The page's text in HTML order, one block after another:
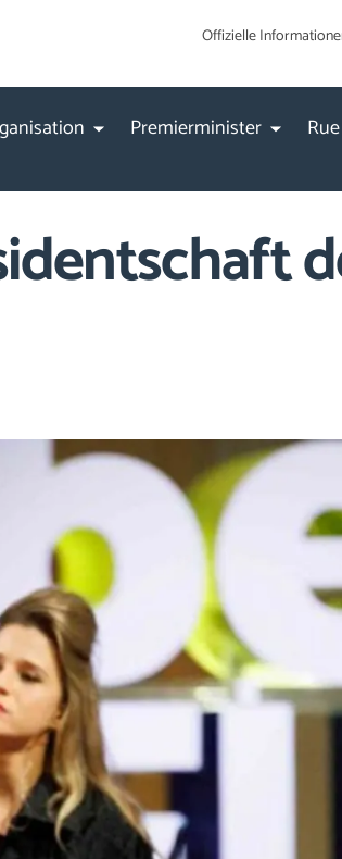
Offizielle
Premierminister